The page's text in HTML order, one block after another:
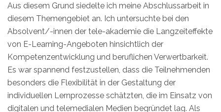
Aus diesem Grund siedelte ich meine Abschlussarbeit in
diesem Themengebiet an. Ich untersuchte bei den
Absolvent/-innen der tele-akademie die Langzeiteffekte
von E-Learning-Angeboten hinsichtlich der
Kompetenzentwicklung und beruflichen Verwertbarkeit.
Es war spannend festzustellen, dass die Teilnehmenden
besonders die Flexibilität in der Gestaltung der
individuellen Lernprozesse schätzten, die im Einsatz von
digitalen und telemedialen Medien begründet lag. Als